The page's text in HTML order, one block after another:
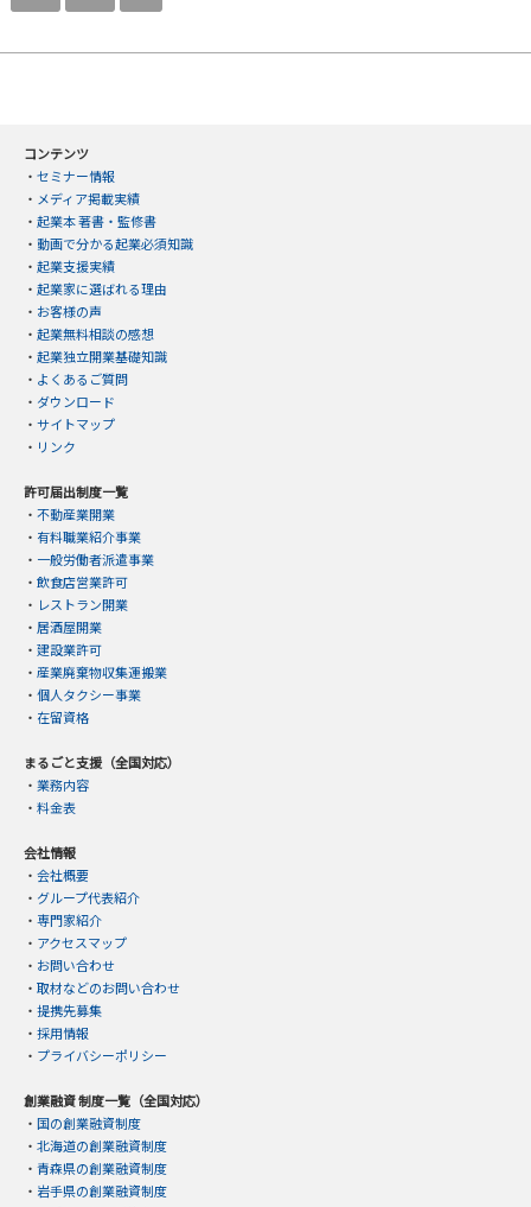
コンテンツ
・ セミナー情報
・ メディア掲載実績
・ 起業本 著書・監修書
・ 動画で分かる起業必須知識
・ 起業支援実績
・ 起業家に選ばれる理由
・ お客様の声
・ 起業無料相談の感想
・ 起業独立開業基礎知識
・ よくあるご質問
・ ダウンロード
・ サイトマップ
・ リンク
許可届出制度一覧
・ 不動産業開業
・ 有料職業紹介事業
・ 一般労働者派遣事業
・ 飲食店営業許可
・ レストラン開業
・ 居酒屋開業
・ 建設業許可
・ 産業廃棄物収集運搬業
・ 個人タクシー事業
・ 在留資格
まるごと支援（全国対応）
・ 業務内容
・ 料金表
会社情報
・ 会社概要
・ グループ代表紹介
・ 専門家紹介
・ アクセスマップ
・ お問い合わせ
・ 取材などのお問い合わせ
・ 提携先募集
・ 採用情報
・ プライバシーポリシー
創業融資 制度一覧（全国対応）
・ 国の創業融資制度
・ 北海道の創業融資制度
・ 青森県の創業融資制度
・ 岩手県の創業融資制度